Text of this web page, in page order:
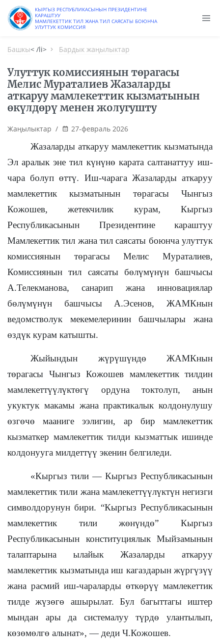
КЫРГЫЗ РЕСПУБЛИКАСЫНЫН ПРЕЗИДЕНТИНЕ
КАРАШТУУ
МАМЛЕКЕТТИК ТИЛ ЖАНА ТИЛ САЯСАТЫ БОЮНЧА
УЛУТТУК КОМИССИЯ
Башкы< /li> Бардык жаңылыктар
Улуттук комиссиянын төрагасы
Мелис Мураталиев Жазаларды
аткаруу мамлекеттик кызматынын
өкүлдөрү менен жолугушту
Жаңылыктар / 27-февраль 2026
Жазаларды аткаруу мамлекеттик кызматында
Эл аралык эне тил күнүнө карата салтанаттуу иш-
чара болуп өттү. Иш-чарага Жазаларды аткаруу
мамлекеттик кызматынын төрагасы Чынгыз
Кожошев, жетекчилик курам, Кыргыз
Республикасынын Президентине караштуу
Мамлекеттик тил жана тил саясаты боюнча улуттук
комиссиянын төрагасы Мелис Мураталиев,
Комиссиянын тил саясаты бөлүмүнүн башчысы
А.Телекманова, санарип жана инновациялар
бөлүмүнүн башчысы А.Эсенов, ЖАМКнын
ведомстволук мекемелеринин башчылары жана
өздүк курам катышты.
Жыйындын жүрүшүндө ЖАМКнын
төрагасы Чынгыз Кожошев мамлекеттик тилдин
мамлекеттүүлүктөгү ордуна токтолуп, анын
укуктук макамы жана практикалык колдонулушу
өзгөчө мааниге ээлигин, ар бир мамлекеттик
кызматкер мамлекеттик тилди кызматтык ишинде
колдонууга милдеттүү экенин белгиледи.
«Кыргыз тили — Кыргыз Республикасынын
мамлекеттик тили жана мамлекеттүүлүктүн негизги
символдорунун бири. “Кыргыз Республикасынын
мамлекеттик тили жөнүндө” Кыргыз
Республикасынын конституциялык Мыйзамынын
талаптарына ылайык Жазаларды аткаруу
мамлекеттик кызматында иш кагаздарын жүргүзүү
жана расмий иш-чараларды өткөрүү мамлекеттик
тилде жүзөгө ашырылат. Бул багыттагы иштер
мындан ары да системалуу түрдө улантылып,
көзөмөлгө алынат», — деди Ч.Кожошев.